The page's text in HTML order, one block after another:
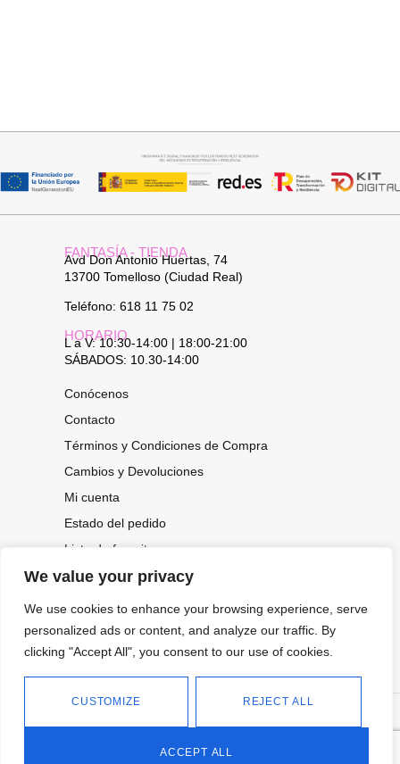
We value your privacy
We use cookies to enhance your browsing experience, serve
personalized ads or content, and analyze our traffic. By
clicking "Accept All", you consent to our use of cookies.
CUSTOMIZE REJECT ALL
ACCEPT ALL
FANTASÍA - TIENDA
Avd Don Antonio Huertas, 74
13700 Tomelloso (Ciudad Real)
Teléfono: 618 11 75 02
HORARIO
L a V: 10:30-14:00 | 18:00-21:00
SÁBADOS: 10.30-14:00
Conócenos
Contacto
Términos y Condiciones de Compra
Cambios y Devoluciones
Mi cuenta
Estado del pedido
Lista de favoritos
CONOCE NUESTRAS NOVEDADES,
OFERTAS...
2026.